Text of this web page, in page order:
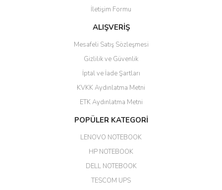
hızlı güvenli bir alışveriş oldu
Yalçın Kaya | 20/06/2026
ahmet yiğit | 29/04/2026
Aldığım ürün kapalı kutu teslim
edildi. Teşekkür ederim.
GÜRKAN KETHÜDAOĞLU |
İletişim Formu
ALIŞVERİŞ
Mesafeli Satış Sözleşmesi
Gizlilik ve Güvenlik
İptal ve İade Şartları
KVKK Aydınlatma Metni
ETK Aydınlatma Metni
POPÜLER KATEGORİ
LENOVO NOTEBOOK
HP NOTEBOOK
DELL NOTEBOOK
TESCOM UPS